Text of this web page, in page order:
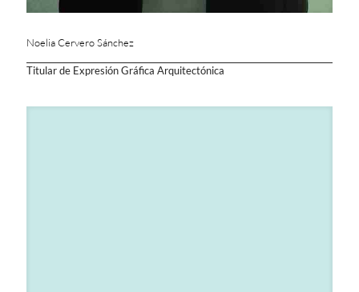
Noelia Cervero Sánchez
Titular de Expresión Gráfica Arquitectónica